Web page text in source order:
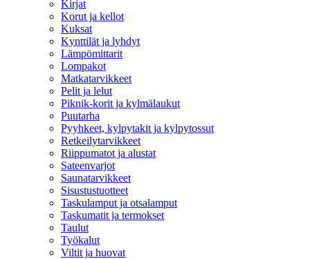
Kirjat
Korut ja kellot
Kuksat
Kynttilät ja lyhdyt
Lämpömittarit
Lompakot
Matkatarvikkeet
Pelit ja lelut
Piknik-korit ja kylmälaukut
Puutarha
Pyyhkeet, kylpytakit ja kylpytossut
Retkeilytarvikkeet
Riippumatot ja alustat
Sateenvarjot
Saunatarvikkeet
Sisustustuotteet
Taskulamput ja otsalamput
Taskumatit ja termokset
Taulut
Työkalut
Viltit ja huovat